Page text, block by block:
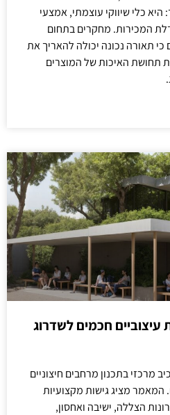
היא כלי שיווקי עוצמתי, אמצעי
המכירות. מחקרים בתחום
כי תאורה נכונה יכולה להאריך את
תחושת האיכות של המוצרים
עיצוביים חכמים לשדרוג
מרכזי בתכנון מרחבים חיצוניים
המאמר מציג גישות מקצועיות
הצללה, ישיבה ואחסון,